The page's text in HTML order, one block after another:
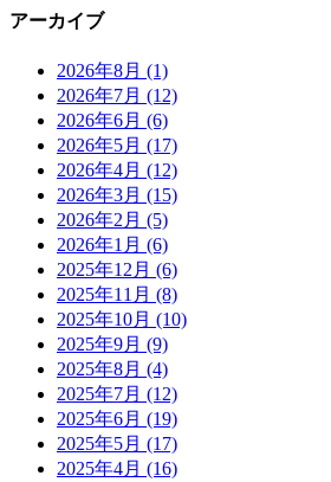
アーカイブ
2026年8月 (1)
2026年7月 (12)
2026年6月 (6)
2026年5月 (17)
2026年4月 (12)
2026年3月 (15)
2026年2月 (5)
2026年1月 (6)
2025年12月 (6)
2025年11月 (8)
2025年10月 (10)
2025年9月 (9)
2025年8月 (4)
2025年7月 (12)
2025年6月 (19)
2025年5月 (17)
2025年4月 (16)